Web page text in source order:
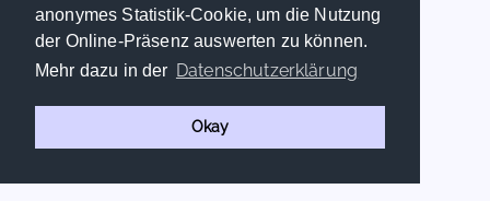
anonymes Statistik-Cookie, um die Nutzung
der Online-Präsenz auswerten zu können.
Mehr dazu in der Datenschutzerklärung
Okay